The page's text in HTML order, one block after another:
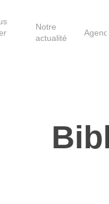
Notre
actualité
Agenda